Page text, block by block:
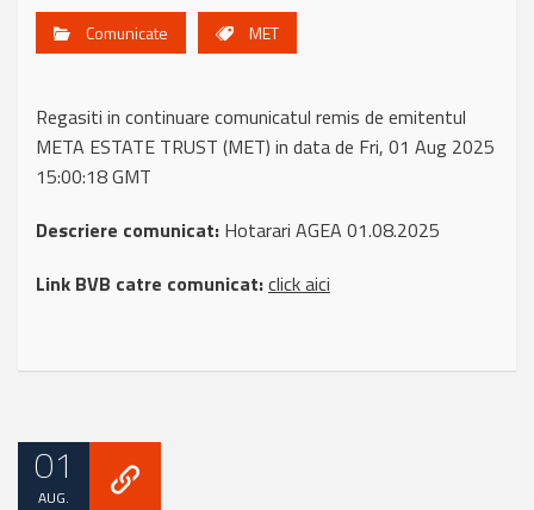
Comunicate MET
Regasiti in continuare comunicatul remis de emitentul
META ESTATE TRUST (MET) in data de Fri, 01 Aug 2025
15:00:18 GMT
Descriere comunicat: Hotarari AGEA 01.08.2025
Link BVB catre comunicat:click aici
01
AUG.